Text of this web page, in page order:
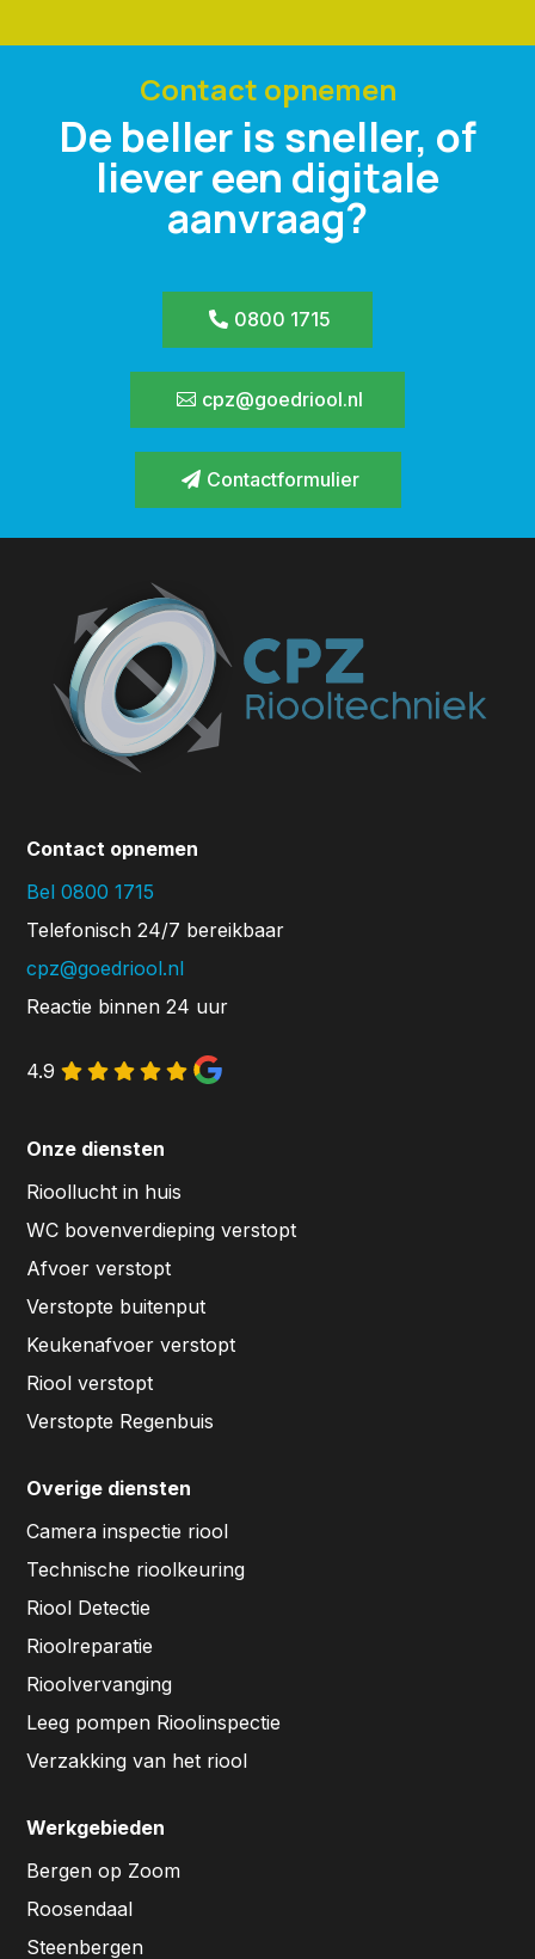
Contact opnemen
De beller is sneller, of
liever een digitale
aanvraag?
0800 1715
cpz@goedriool.nl
Contactformulier
Contact opnemen
Bel 0800 1715
Telefonisch 24/7 bereikbaar
cpz@goedriool.nl
Reactie binnen 24 uur
4.9
Onze diensten
Rioollucht in huis
WC bovenverdieping verstopt
Afvoer verstopt
Verstopte buitenput
Keukenafvoer verstopt
Riool verstopt
Verstopte Regenbuis
Overige diensten
Camera inspectie riool
Technische rioolkeuring
Riool Detectie
Rioolreparatie
Rioolvervanging
Leeg pompen Rioolinspectie
Verzakking van het riool
Werkgebieden
Bergen op Zoom
Roosendaal
Steenbergen